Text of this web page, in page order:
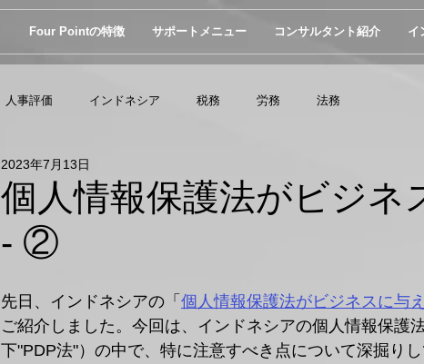
Four Pointの特徴 サポートメニュー コンサルタント紹介 イ
人事評価 インドネシア 税務 労務 法務
個人情報保護法がビジネ
- ②
2023年7月13日
先日、インドネシアの「 個人情報保護法がビジネスに与
ご紹介しました。今回は、インドネシアの個人情報保護
下"PDP法"）の中で、特に注意すべき点について深掘り